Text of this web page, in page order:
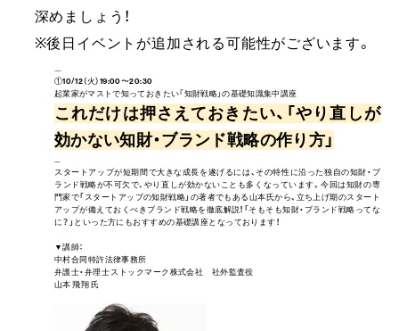
深めましょう！
※後日イベントが追加される可能性がございます。
①10/12（火）19:00〜20:30
起業家がマストで知っておきたい「知財戦略」の基礎知識集中講座
これだけは押さえておきたい、「やり直しが
効かない知財・ブランド戦略の作り方」
スタートアップが短期間で大きな成長を遂げるには、その特性に沿った独自の知財・ブ
ランド戦略が不可欠で、やり直しが効かないことも多くなっています。今回は知財の専
門家で「スタートアップの知財戦略」の著者でもある山本氏から、立ち上げ期のスタート
アップが備えておくべきブランド戦略を徹底解説！「そもそも知財・ブランド戦略ってな
に？」といった方にもおすすめの基礎講座となっております！
▼講師：
中村合同特許法律事務所
弁護士・弁理士 ストックマーク株式会社 社外監査役
山本 飛翔 氏